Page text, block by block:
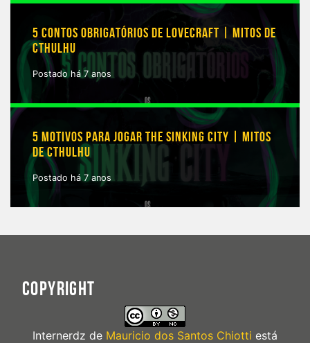
5 CONTOS OBRIGATÓRIOS DE LOVECRAFT | MITOS DE
CTHULHU
Postado há 7 anos
5 MOTIVOS PARA JOGAR THE SINKING CITY | MITOS
DE CTHULHU
Postado há 7 anos
COPYRIGHT
Internerdz de Mauricio dos Santos Chiotti está